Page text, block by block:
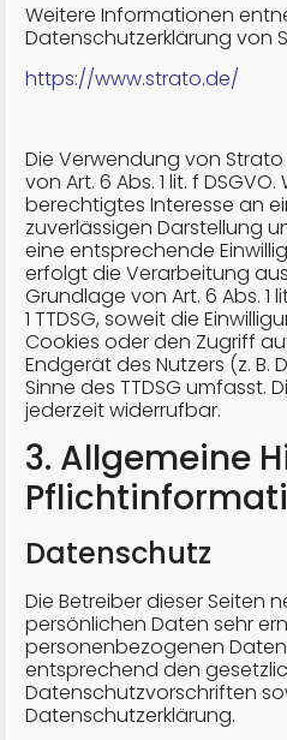
Weitere Informationen
Datenschutzerklärung von
https://www.strato.de/
Die Verwendung von
von Art. 6 Abs. 1 lit. f
berechtigtes Interesse an
zuverlässigen Darstellung
eine entsprechende
erfolgt die Verarbeitung
Grundlage von Art. 6 Abs. 1
1 TTDSG, soweit die
Cookies oder den Zugriff
Endgerät des Nutzers (z. B.
Sinne des TTDSG umfasst.
jederzeit widerrufbar.
3. Allgemeine
Datenschutz
Die Betreiber dieser Seiten
persönlichen Daten sehr
personenbezogenen
entsprechend den
Datenschutzvorschriften
Datenschutzerklärung.